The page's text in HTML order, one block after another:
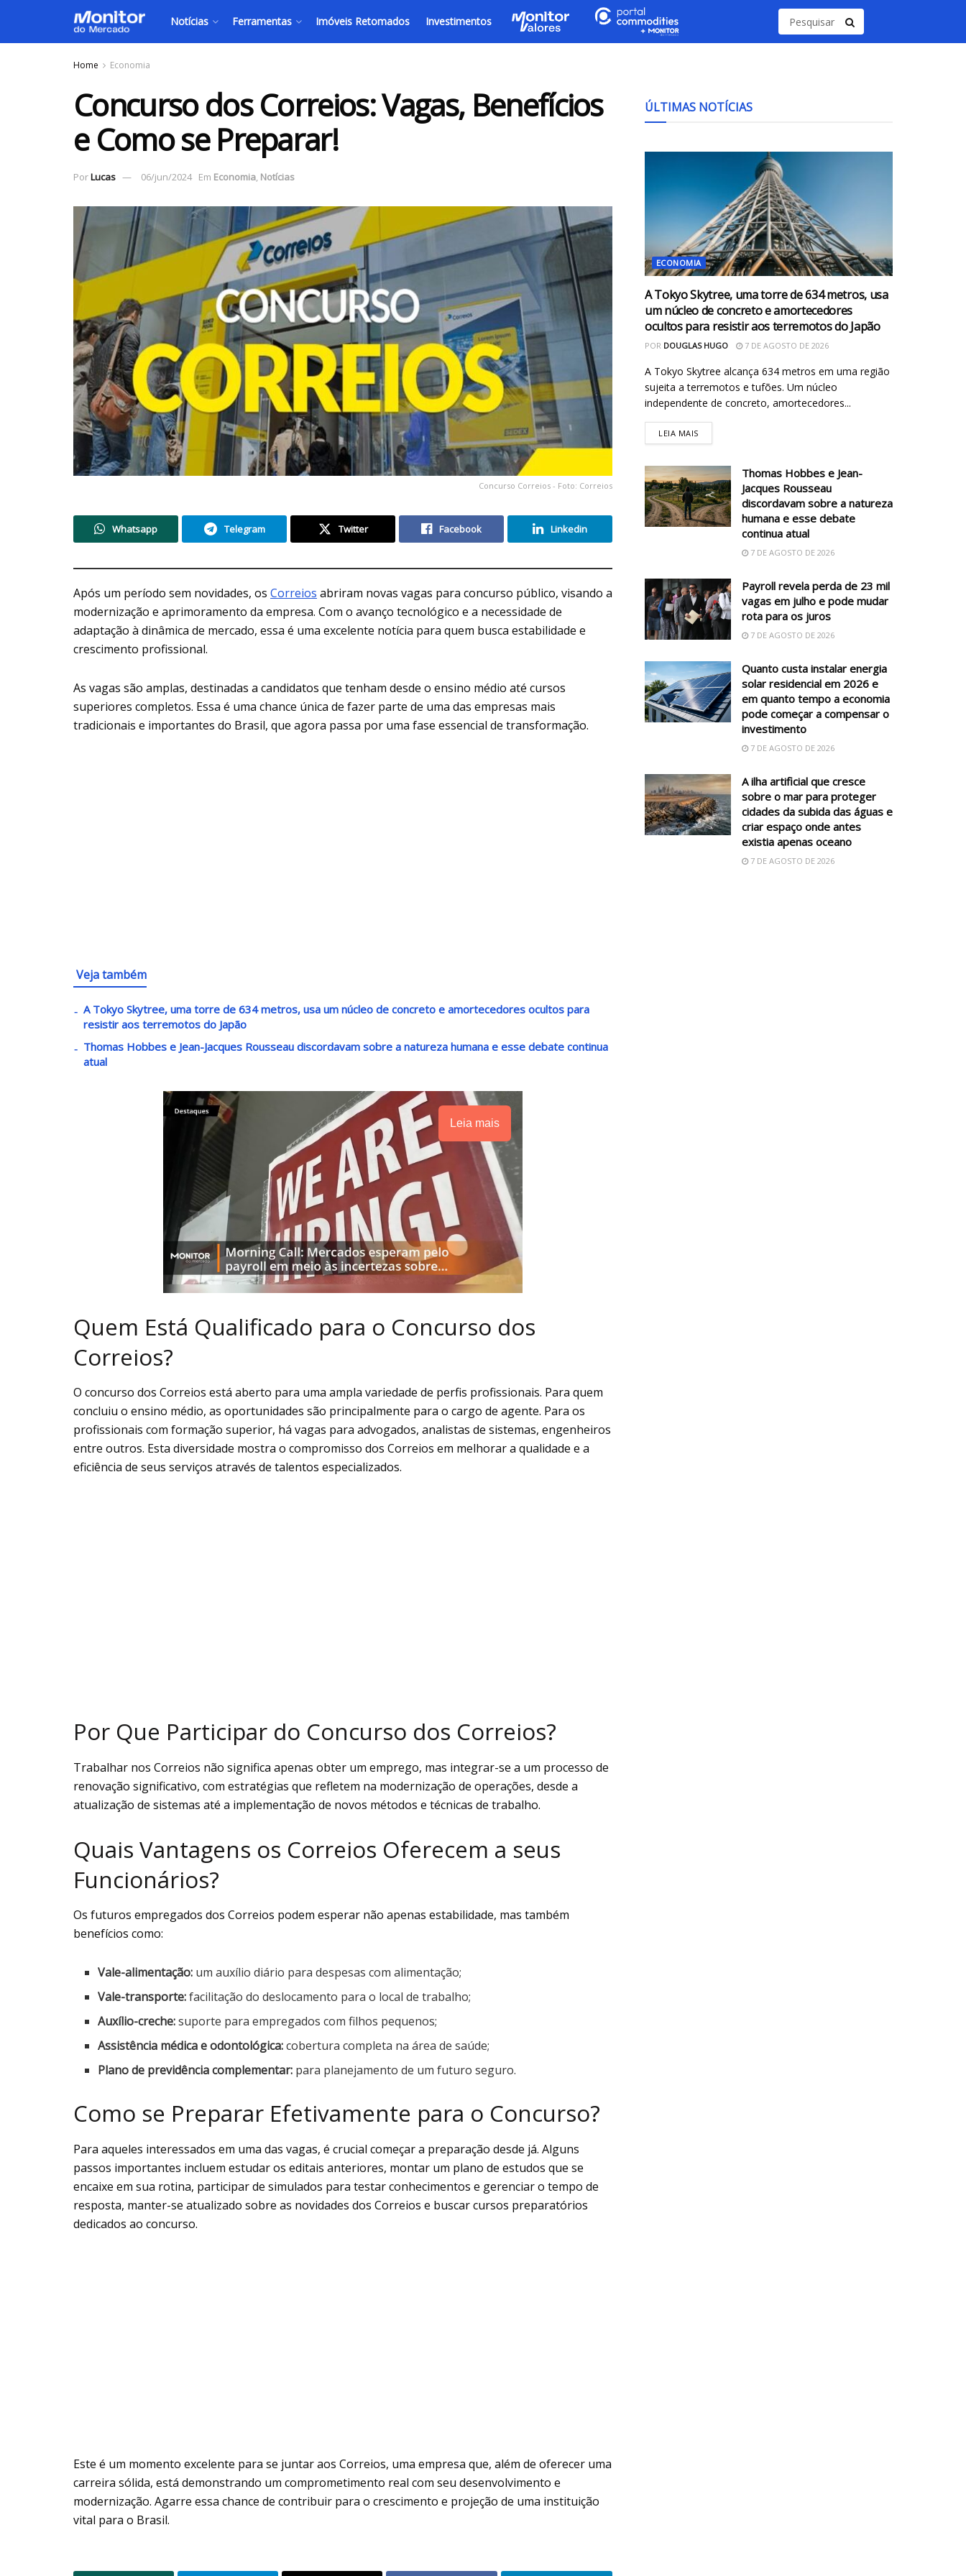
Notícias Ferramentas Imóveis Retomados Investimentos
Home Economia
Concurso dos Correios: Vagas, Benefícios
e Como se Preparar!
PorLucas 06/jun/2024 Em Economia, Notícias
Concurso Correios - Foto: Correios
Whatsapp Telegram Twitter Facebook Linkedin
Após um período sem novidades, os Correios abriram novas vagas para concurso público, visando a
modernização e aprimoramento da empresa. Com o avanço tecnológico e a necessidade de
adaptação à dinâmica de mercado, essa é uma excelente notícia para quem busca estabilidade e
crescimento profissional.
As vagas são amplas, destinadas a candidatos que tenham desde o ensino médio até cursos
superiores completos. Essa é uma chance única de fazer parte de uma das empresas mais
tradicionais e importantes do Brasil, que agora passa por uma fase essencial de transformação.
Veja também
A Tokyo Skytree, uma torre de 634 metros, usa um núcleo de concreto e amortecedores ocultos para
resistir aos terremotos do Japão
Thomas Hobbes e Jean-Jacques Rousseau discordavam sobre a natureza humana e esse debate continua
atual
Leia mais
Quem Está Qualificado para o Concurso dos
Correios?
O concurso dos Correios está aberto para uma ampla variedade de perfis profissionais. Para quem
concluiu o ensino médio, as oportunidades são principalmente para o cargo de agente. Para os
profissionais com formação superior, há vagas para advogados, analistas de sistemas, engenheiros
entre outros. Esta diversidade mostra o compromisso dos Correios em melhorar a qualidade e a
eficiência de seus serviços através de talentos especializados.
Por Que Participar do Concurso dos Correios?
Trabalhar nos Correios não significa apenas obter um emprego, mas integrar-se a um processo de
renovação significativo, com estratégias que refletem na modernização de operações, desde a
atualização de sistemas até a implementação de novos métodos e técnicas de trabalho.
Quais Vantagens os Correios Oferecem a seus
Funcionários?
Os futuros empregados dos Correios podem esperar não apenas estabilidade, mas também
benefícios como:
Vale-alimentação: um auxílio diário para despesas com alimentação;
Vale-transporte:facilitação do deslocamento para o local de trabalho;
Auxílio-creche:suporte para empregados com filhos pequenos;
Assistência médica e odontológica:cobertura completa na área de saúde;
Plano de previdência complementar: para planejamento de um futuro seguro.
Como se Preparar Efetivamente para o Concurso?
Para aqueles interessados em uma das vagas, é crucial começar a preparação desde já. Alguns
passos importantes incluem estudar os editais anteriores, montar um plano de estudos que se
encaixe em sua rotina, participar de simulados para testar conhecimentos e gerenciar o tempo de
resposta, manter-se atualizado sobre as novidades dos Correios e buscar cursos preparatórios
dedicados ao concurso.
Este é um momento excelente para se juntar aos Correios, uma empresa que, além de oferecer uma
carreira sólida, está demonstrando um comprometimento real com seu desenvolvimento e
modernização. Agarre essa chance de contribuir para o crescimento e projeção de uma instituição
vital para o Brasil.
ÚLTIMAS NOTÍCIAS
ECONOMIA
A Tokyo Skytree, uma torre de 634 metros, usa
um núcleo de concreto e amortecedores
ocultos para resistir aos terremotos do Japão
POR DOUGLAS HUGO 7 DE AGOSTO DE 2026
A Tokyo Skytree alcança 634 metros em uma região
sujeita a terremotos e tufões. Um núcleo
independente de concreto, amortecedores...
LEIA MAIS
Thomas Hobbes e Jean-
Jacques Rousseau
discordavam sobre a natureza
humana e esse debate
continua atual
7 DE AGOSTO DE 2026
Payroll revela perda de 23 mil
vagas em julho e pode mudar
rota para os juros
7 DE AGOSTO DE 2026
Quanto custa instalar energia
solar residencial em 2026 e
em quanto tempo a economia
pode começar a compensar o
investimento
7 DE AGOSTO DE 2026
A ilha artificial que cresce
sobre o mar para proteger
cidades da subida das águas e
criar espaço onde antes
existia apenas oceano
7 DE AGOSTO DE 2026